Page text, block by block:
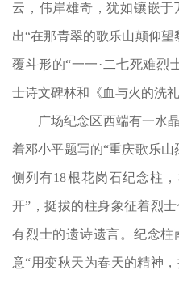
云，伟岸雄奇，犹如镶嵌
出“在那青翠的歌乐山颠仰
覆斗形的“一一·二七死难烈
士诗文碑林和《血与火的洗礼
广场纪念区西端有一水晶
着邓小平题写的“重庆歌乐
侧列有18根花岗石纪念柱
开”，挺拔的柱身象征着烈
有烈士的遗诗遗言。纪念
意“用变秋天为春天的精神